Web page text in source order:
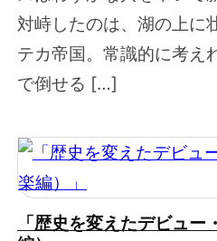
対峙したのは、湖の上に
テカ帝国。常識的に考え
で倒せる […]
「歴史を変えたデビュ